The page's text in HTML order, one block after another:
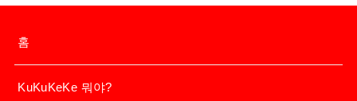
홈
KuKuKeKe 뭐야?